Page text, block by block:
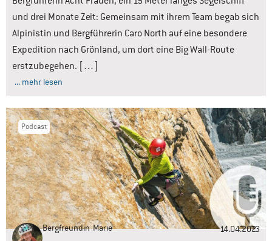
und drei Monate Zeit: Gemeinsam mit ihrem Team begab sich
Alpinistin und Bergführerin Caro North auf eine besondere
Expedition nach Grönland, um dort eine Big Wall-Route
erstzubegehen. […]
... mehr lesen
Podcast
Bergfreundin Marie 14.04.2023